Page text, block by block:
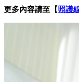
更多內容請至【照護